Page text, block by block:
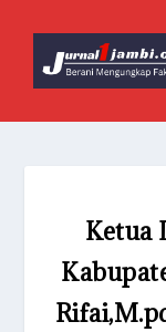
Ketua